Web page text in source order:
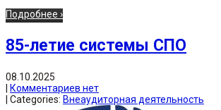
Подробнее ›
85-летие системы СПО
08.10.2025
Комментариев нет
| Categories: Внеаудиторная деятельность